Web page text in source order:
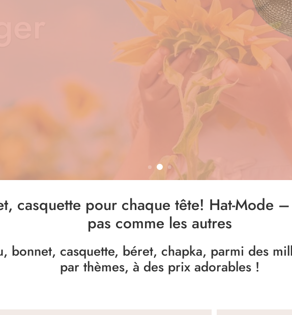
casquette pour chaque tête! Hat-Mode
pas comme les autres
bonnet, casquette, béret, chapka, parmi des
par thèmes, à des prix adorables !